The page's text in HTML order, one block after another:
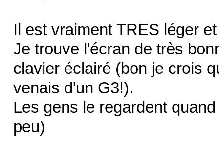
Il est vraiment TRES léger
Je trouve l'écran de très
clavier éclairé (bon je crois
venais d'un G3!).
Les gens le regardent
peu)